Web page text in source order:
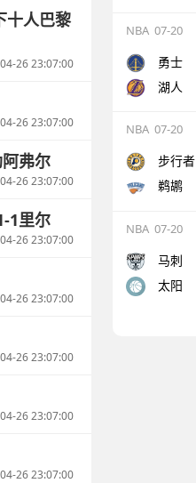
十人巴黎
26 23:07:00
26 23:07:00
弗尔
26 23:07:00
1里尔
26 23:07:00
26 23:07:00
26 23:07:00
26 23:07:00
26 23:07:00
NBA 07-20
勇士
湖人
NBA 07-20
步行者
鹈鹕
NBA 07-20
马刺
太阳